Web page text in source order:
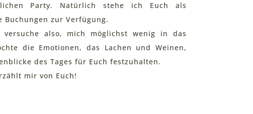
Party. Natürlich stehe ich Euch als
zur Verfügung.
versuche also, mich möglichst wenig in das
die Emotionen, das Lachen und Weinen,
des Tages für Euch festzuhalten.
mir von Euch!